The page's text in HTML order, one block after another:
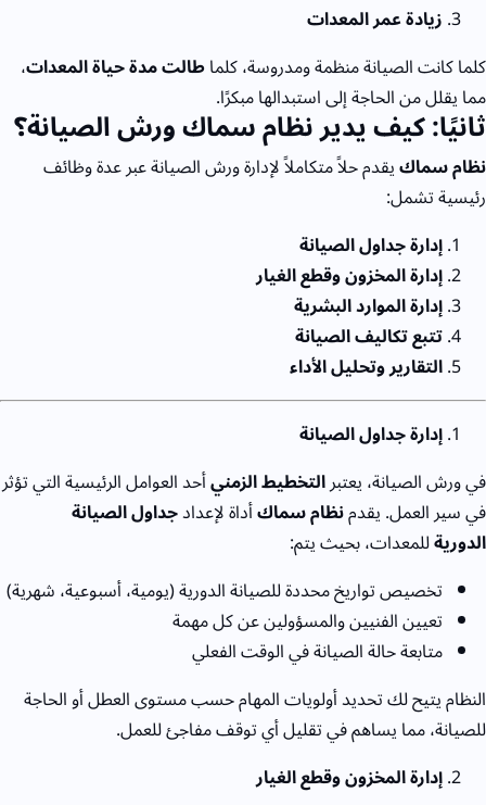
زيادة عمر المعدات
كلما كانت الصيانة منظمة ومدروسة، كلماطالت مدة حياة المعدات،
مما يقلل من الحاجة إلى استبدالها مبكرًا.
ثانيًا: كيف يدير نظام سماك ورش الصيانة؟
نظام سماكيقدم حلاً متكاملاً لإدارة ورش الصيانة عبر عدة وظائف
رئيسية تشمل:
إدارة جداول الصيانة
إدارة المخزون وقطع الغيار
إدارة الموارد البشرية
تتبع تكاليف الصيانة
التقارير وتحليل الأداء
إدارة جداول الصيانة
في ورش الصيانة، يعتبرالتخطيط الزمنيأحد العوامل الرئيسية التي تؤثر
في سير العمل. يقدمنظام سماكأداة لإعدادجداول الصيانة
الدوريةللمعدات، بحيث يتم:
تخصيص تواريخ محددة للصيانة الدورية (يومية، أسبوعية، شهرية)
تعيين الفنيين والمسؤولين عن كل مهمة
متابعة حالة الصيانة في الوقت الفعلي
النظام يتيح لك تحديد أولويات المهام حسب مستوى العطل أو الحاجة
للصيانة، مما يساهم في تقليل أي توقف مفاجئ للعمل.
إدارة المخزون وقطع الغيار